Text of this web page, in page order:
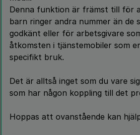
Denna funktion är främst till för
barn ringer andra nummer än de
godkänt eller för arbetsgivare
åtkomsten i tjänstemobiler som
specifikt bruk.
Det är alltså inget som du vare
som har någon koppling till det
Hoppas att ovanstående kan